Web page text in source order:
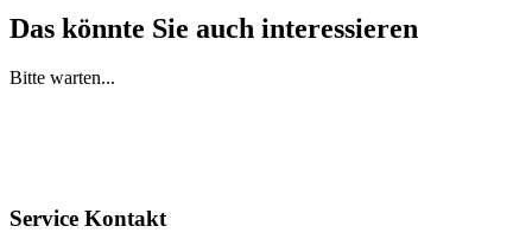
Das könnte Sie auch interessieren
Bitte warten...
Service Kontakt